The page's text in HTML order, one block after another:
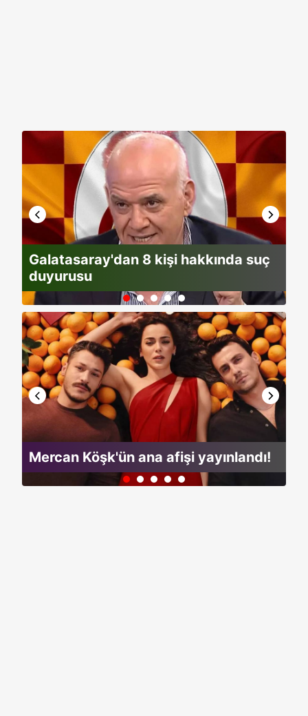
Galatasaray'dan 8 kişi hakkında suç
duyurusu
Mercan Köşk'ün ana afişi yayınlandı!